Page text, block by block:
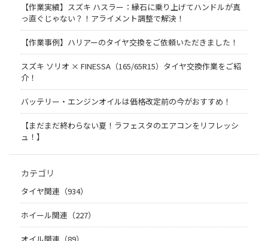
【作業実績】スズキ ハスラー：縁石に乗り上げてハンドルが真
っ直ぐじゃない？！アライメント調整で解決！
【作業事例】ハリアーのタイヤ交換をご依頼いただきました！
スズキ ソリオ × FINESSA（165/65R15）タイヤ交換作業をご紹
介！
バッテリー・エンジンオイルは価格改定前の今がおすすめ！
【まだまだ終わらない夏！ラフェスタのエアコンをリフレッシ
ュ！】
カテゴリ
タイヤ関連（934）
ホイール関連（227）
オイル関連（89）